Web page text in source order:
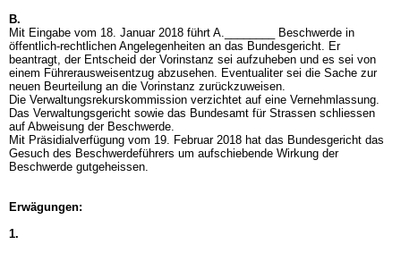
B.
Mit Eingabe vom 18. Januar 2018 führt A.________ Beschwerde in
öffentlich-rechtlichen Angelegenheiten an das Bundesgericht. Er
beantragt, der Entscheid der Vorinstanz sei aufzuheben und es sei von
einem Führerausweisentzug abzusehen. Eventualiter sei die Sache zur
neuen Beurteilung an die Vorinstanz zurückzuweisen.
Die Verwaltungsrekurskommission verzichtet auf eine Vernehmlassung.
Das Verwaltungsgericht sowie das Bundesamt für Strassen schliessen
auf Abweisung der Beschwerde.
Mit Präsidialverfügung vom 19. Februar 2018 hat das Bundesgericht das
Gesuch des Beschwerdeführers um aufschiebende Wirkung der
Beschwerde gutgeheissen.
Erwägungen:
1.